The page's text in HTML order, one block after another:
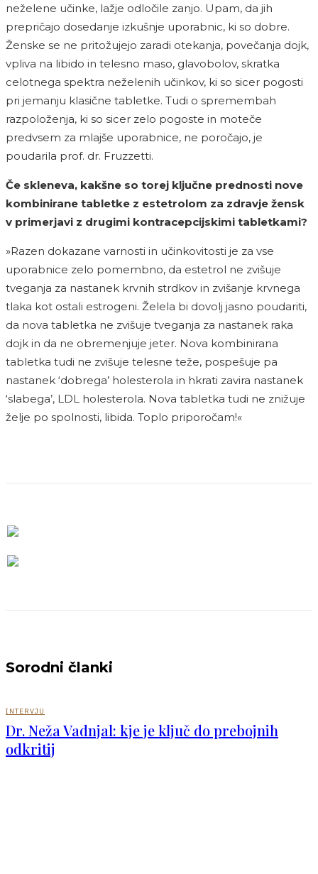
neželene učinke, lažje odločile zanjo. Upam, da jih
prepričajo dosedanje izkušnje uporabnic, ki so dobre.
Ženske se ne pritožujejo zaradi otekanja, povečanja dojk,
vpliva na libido in telesno maso, glavobolov, skratka
celotnega spektra neželenih učinkov, ki so sicer pogosti
pri jemanju klasične tabletke. Tudi o spremembah
razpoloženja, ki so sicer zelo pogoste in moteče
predvsem za mlajše uporabnice, ne poročajo, je
poudarila prof. dr. Fruzzetti.
Če skleneva, kakšne so torej ključne prednosti nove
kombinirane tabletke z estetrolom za zdravje žensk
v primerjavi z drugimi kontracepcijskimi tabletkami?
»Razen dokazane varnosti in učinkovitosti je za vse
uporabnice zelo pomembno, da estetrol ne zvišuje
tveganja za nastanek krvnih strdkov in zvišanje krvnega
tlaka kot ostali estrogeni. Želela bi dovolj jasno poudariti,
da nova tabletka ne zvišuje tveganja za nastanek raka
dojk in da ne obremenjuje jeter. Nova kombinirana
tabletka tudi ne zvišuje telesne teže, pospešuje pa
nastanek ‘dobrega’ holesterola in hkrati zavira nastanek
‘slabega’, LDL holesterola. Nova tabletka tudi ne znižuje
želje po spolnosti, libida. Toplo priporočam!«
Sorodni članki
INTERVJU
Dr. Neža Vadnjal: kje je ključ do prebojnih
odkritij